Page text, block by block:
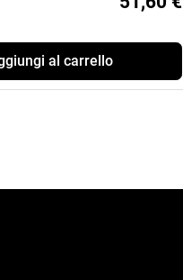
al carrello